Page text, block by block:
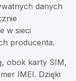
danych
w sieci
producenta.
obok karty SIM,
IMEI. Dzięki